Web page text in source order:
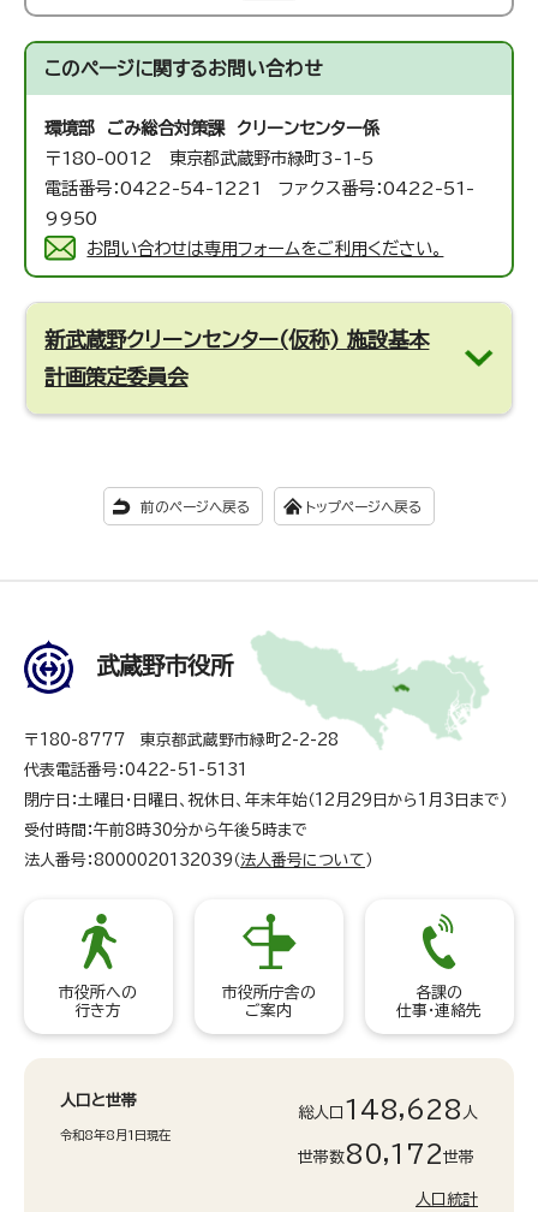
このページに関するお問い合わせ
環境部 ごみ総合対策課 クリーンセンター係
〒180-0012 東京都武蔵野市緑町3-1-5
電話番号：0422-54-1221 ファクス番号：0422-51-
9950
お問い合わせは専用フォームをご利用ください。
新武蔵野クリーンセンター(仮称) 施設基本
計画策定委員会
前のページへ戻る トップページへ戻る
武蔵野市役所
〒180-8777 東京都武蔵野市緑町2-2-28
代表電話番号：0422-51-5131
閉庁日：土曜日・日曜日、祝休日、年末年始（12月29日から1月3日まで）
受付時間：午前8時30分から午後5時まで
法人番号：8000020132039（ 法人番号について ）
市役所への
行き方
市役所庁舎の
ご案内
各課の
仕事・連絡先
人口と世帯
令和8年8月1日現在
総人口 148,628 人
世帯数80,172世帯
人口統計